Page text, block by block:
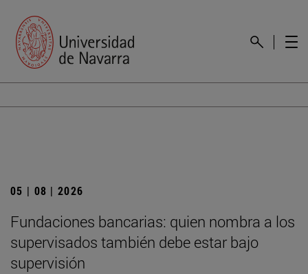
05 | 08 | 2026
Fundaciones bancarias: quien nombra a los
supervisados también debe estar bajo
supervisión